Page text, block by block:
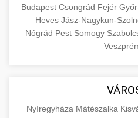
Legjobb
szolgáltatások
keresőmotoros
Csak fehér
minőségi
📦 5.
közgazdaságtanban
Ismerje meg aInformációk az
Budapest Csongrád Fejér
Heves Jász-Nagykun-
Nógrád Pest Somogy
Nyíregyháza Mátészalka